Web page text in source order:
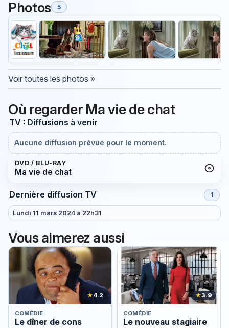
Photos 5
Voir toutes les photos »
Où regarder Ma vie de chat
TV : Diffusions à venir
Aucune diffusion prévue pour le moment.
DVD / BLU-RAY
Ma vie de chat
Dernière diffusion TV 1
Lundi 11 mars 2024 à 22h31
Vous aimerez aussi
★4.2
COMÉDIE
Le dîner de cons
★3.9
COMÉDIE
Le nouveau stagiaire